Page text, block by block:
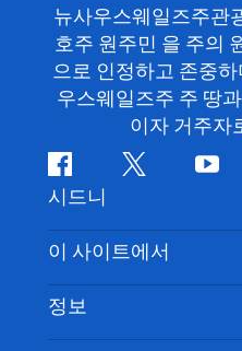
뉴사우스웨일즈주관
호주 원주민 을 주의
으로 인정하고 존중
우스웨일즈주 주 땅
이자 거주자
페
이
스
북
지
귀
다
유
브
시드니
문의하기
부인 성명
이 사이트에서
목적지
할 일
정보